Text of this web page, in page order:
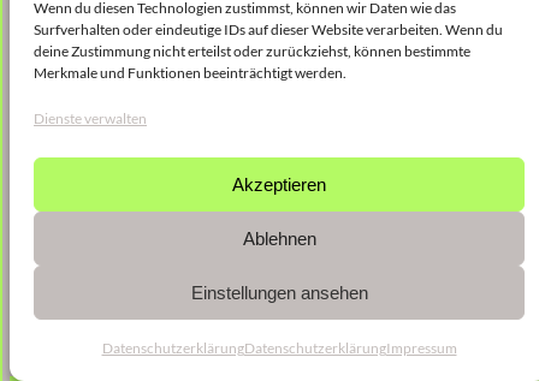
Wenn du diesen Technologien zustimmst, können wir Daten wie das
Surfverhalten oder eindeutige IDs auf dieser Website verarbeiten. Wenn du
deine Zustimmung nicht erteilst oder zurückziehst, können bestimmte
Merkmale und Funktionen beeinträchtigt werden.
Dienste verwalten
Akzeptieren
Ablehnen
Einstellungen ansehen
DatenschutzerklärungDatenschutzerklärungImpressum